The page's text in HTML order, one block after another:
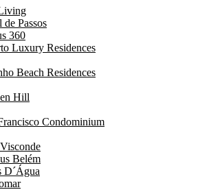
de Passos
360
Luxury Residences
Beach Residences
Hill
Condominium
Belém
D´Água